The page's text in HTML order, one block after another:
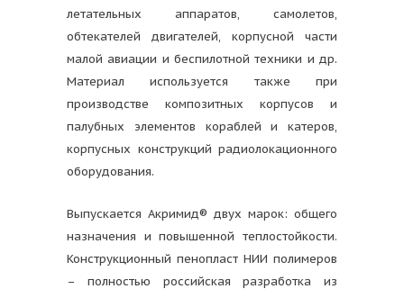
летательных аппаратов, самолетов,
обтекателей двигателей, корпусной части
малой авиации и беспилотной техники и др.
Материал используется также при
производстве композитных корпусов и
палубных элементов кораблей и катеров,
корпусных конструкций радиолокационного
оборудования.
Выпускается Акримид® двух марок: общего
назначения и повышенной теплостойкости.
Конструкционный пенопласт НИИ полимеров
– полностью российская разработка из